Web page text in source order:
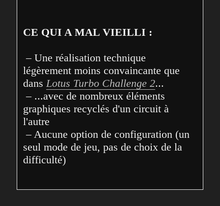
CE QUI A MAL VIEILLI :
– Une réalisation technique
légèrement moins convaincante que
dans Lotus Turbo Challenge 2...
– ...avec de nombreux éléments
graphiques recyclés d'un circuit à
l'autre
– Aucune option de configuration (un
seul mode de jeu, pas de choix de la
difficulté)